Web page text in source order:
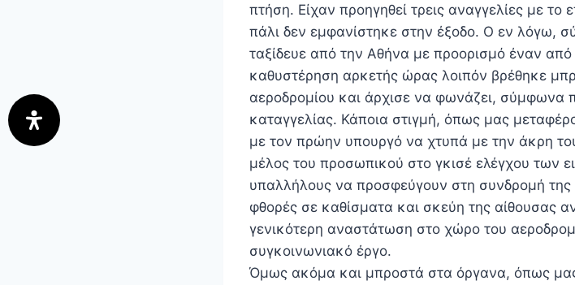
πτήση. Είχαν προηγηθεί τρεις αναγγελίες με
πάλι δεν εμφανίστηκε στην έξοδο. Ο εν λόγω,
ταξίδευε από την Αθήνα με προορισμό έναν
καθυστέρηση αρκετής ώρας λοιπόν βρέθηκε
αεροδρομίου και άρχισε να φωνάζει, σύμφωνα
καταγγελίας. Κάποια στιγμή, όπως μας
με τον πρώην υπουργό να χτυπά με την άκρη
μέλος του προσωπικού στο γκισέ ελέγχου των
υπαλλήλους να προσφεύγουν στη συνδρομή
φθορές σε καθίσματα και σκεύη της αίθουσας
γενικότερη αναστάτωση στο χώρο του
συγκοινωνιακό έργο.
Όμως ακόμα και μπροστά στα όργανα, όπως